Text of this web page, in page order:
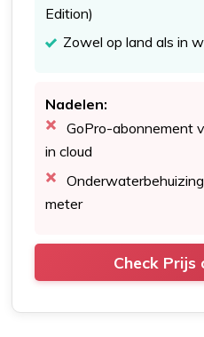
Edition)
Zowel op land als in
Nadelen:
GoPro-abonnement
in cloud
meter
Check Prijs